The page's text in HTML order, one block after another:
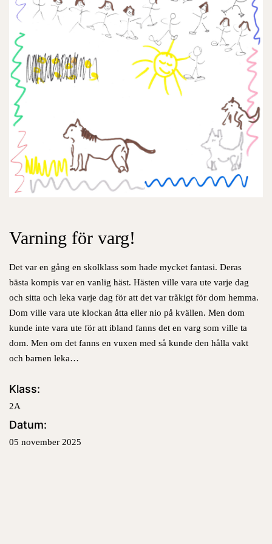
Varning för varg!
Det var en gång en skolklass som hade mycket fantasi. Deras
bästa kompis var en vanlig häst. Hästen ville vara ute varje dag
och sitta och leka varje dag för att det var tråkigt för dom hemma.
Dom ville vara ute klockan åtta eller nio på kvällen. Men dom
kunde inte vara ute för att ibland fanns det en varg som ville ta
dom. Men om det fanns en vuxen med så kunde den hålla vakt
och barnen leka…
Klass:
2A
Datum:
05 november 2025